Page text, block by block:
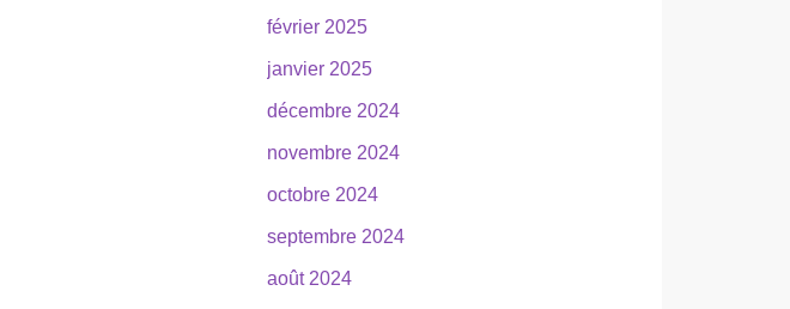
février 2025
janvier 2025
décembre 2024
novembre 2024
octobre 2024
septembre 2024
août 2024